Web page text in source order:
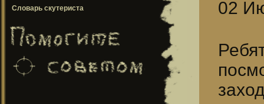
Словарь скутериста
02